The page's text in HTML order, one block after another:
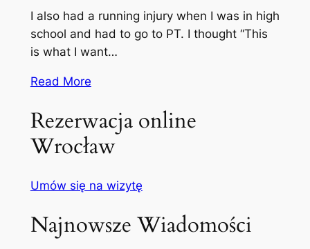
I also had a running injury when I was in high
school and had to go to PT. I thought “This
is what I want…
Read More
Rezerwacja online
Wrocław
Umów się na wizytę
Najnowsze Wiadomości